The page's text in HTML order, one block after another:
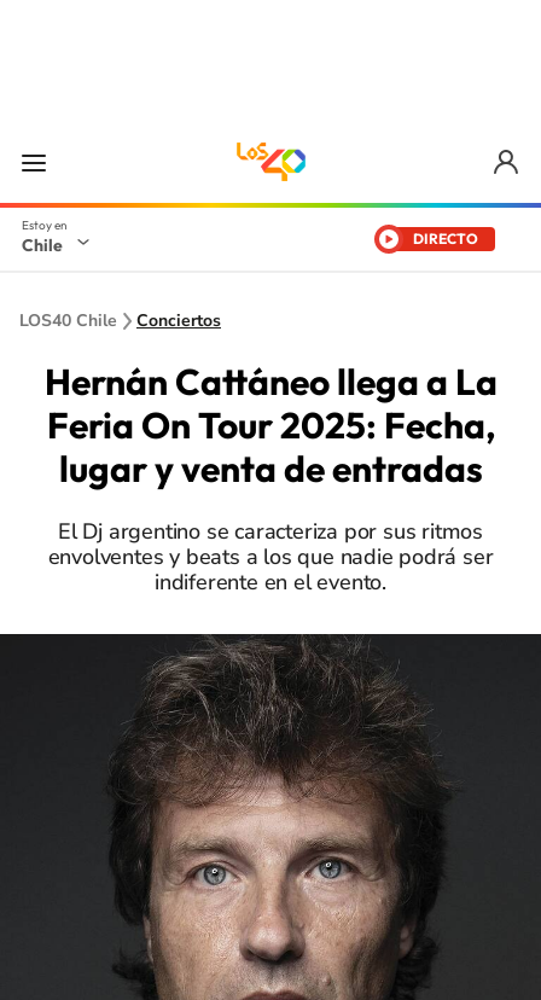
Chile DIRECTO
LOS40 Chile Conciertos
Hernán Cattáneo llega a La
Feria On Tour 2025: Fecha,
lugar y venta de entradas
El Dj argentino se caracteriza por sus ritmos
envolventes y beats a los que nadie podrá ser
indiferente en el evento.